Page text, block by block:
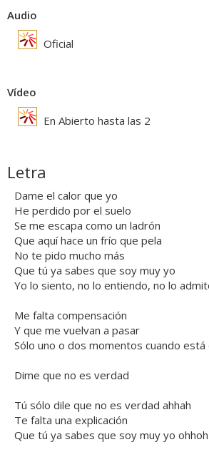
Audio
Oficial
Vídeo
En Abierto hasta las 2
Letra
Dame el calor que yo
He perdido por el suelo
Se me escapa como un ladrón
Que aquí hace un frío que pela
No te pido mucho más
Que tú ya sabes que soy muy yo
Yo lo siento, no lo entiendo, no lo
Me falta compensación
Y que me vuelvan a pasar
Sólo uno o dos momentos cuando está
Dime que no es verdad
Tú sólo dile que no es verdad ahhah
Te falta una explicación
Que tú ya sabes que soy muy yo ohhoh